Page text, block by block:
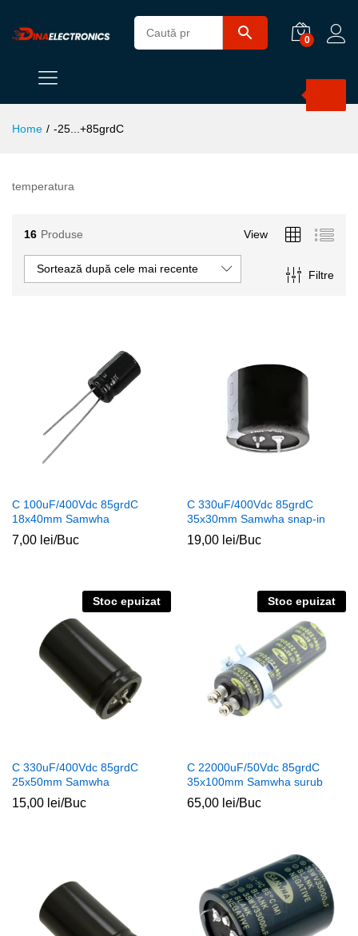
0
Home / -25...+85grdC
temperatura
16 Produse View
Filtre
Sortează după cele mai recente
C 100uF/400Vdc 85grdC
18x40mm Samwha
7,00 lei/Buc
C 330uF/400Vdc 85grdC
35x30mm Samwha snap-in
19,00 lei/Buc
Stoc epuizat
C 330uF/400Vdc 85grdC
25x50mm Samwha
15,00 lei/Buc
Stoc epuizat
C 22000uF/50Vdc 85grdC
35x100mm Samwha surub
65,00 lei/Buc